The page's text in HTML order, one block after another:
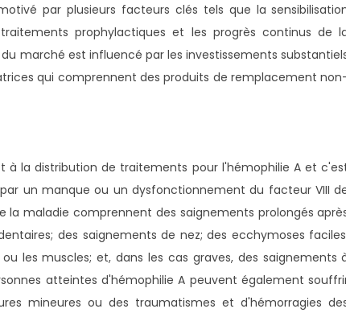
par plusieurs facteurs clés tels que la
prophylactiques et les progrès continus de
marché est influencé par les investissements
qui comprennent des produits de remplacement
la distribution de traitements pour l'hémophilie A et
un manque ou un dysfonctionnement du facteur VIII
maladie comprennent des saignements prolongés
des saignements de nez; des ecchymoses
les muscles; et, dans les cas graves, des saignements
atteintes d'hémophilie A peuvent également
mineures ou des traumatismes et d'hémorragies